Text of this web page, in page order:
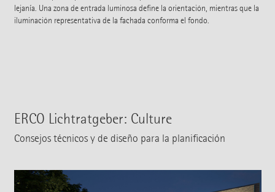
lejanía. Una zona de entrada luminosa define la orientación, mientras que la
iluminación representativa de la fachada conforma el fondo.
ERCO Lichtratgeber: Culture
Consejos técnicos y de diseño para la planificación